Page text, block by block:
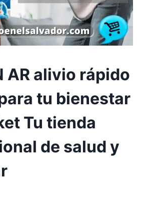
AR alivio rápido
tu bienestar
Tu tienda
de salud y